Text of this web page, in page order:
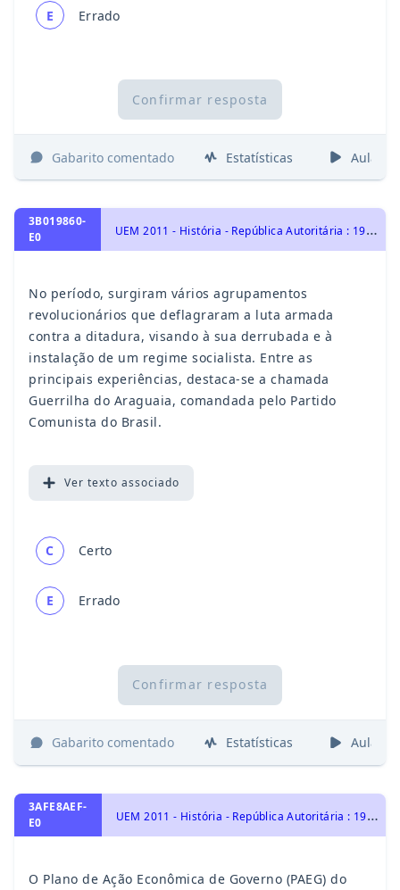
E Errado
Confirmar resposta
Gabarito comentado Estatísticas Aulas
3B019860-
E0
U
EM 2011 - História - República Autoritária : 1964- 1984, História do Brasil
No período, surgiram vários agrupamentos
revolucionários que deflagraram a luta armada
contra a ditadura, visando à sua derrubada e à
instalação de um regime socialista. Entre as
principais experiências, destaca-se a chamada
Guerrilha do Araguaia, comandada pelo Partido
Comunista do Brasil.
Ver texto associado
C Certo
E Errado
Confirmar resposta
Gabarito comentado Estatísticas Aulas
3AFE8AEF-
E0
U
EM 2011 - História - República Autoritária : 1964- 1984
O Plano de Ação Econômica de Governo (PAEG) do